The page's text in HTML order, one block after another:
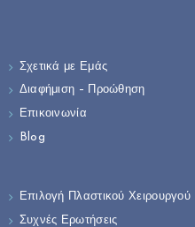
Σχετικά με Εμάς
Διαφήμιση – Προώθηση
Επικοινωνία
Blog
Επιλογή Πλαστικού Χειρουργού
Συχνές Ερωτήσεις